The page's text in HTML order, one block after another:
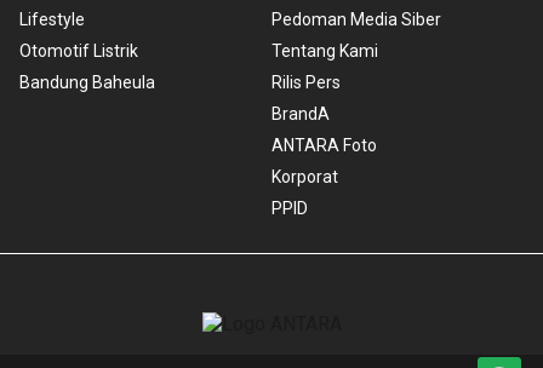
Lifestyle
Otomotif Listrik
Bandung Baheula
Pedoman Media Siber
Tentang Kami
Rilis Pers
BrandA
ANTARA Foto
Korporat
PPID